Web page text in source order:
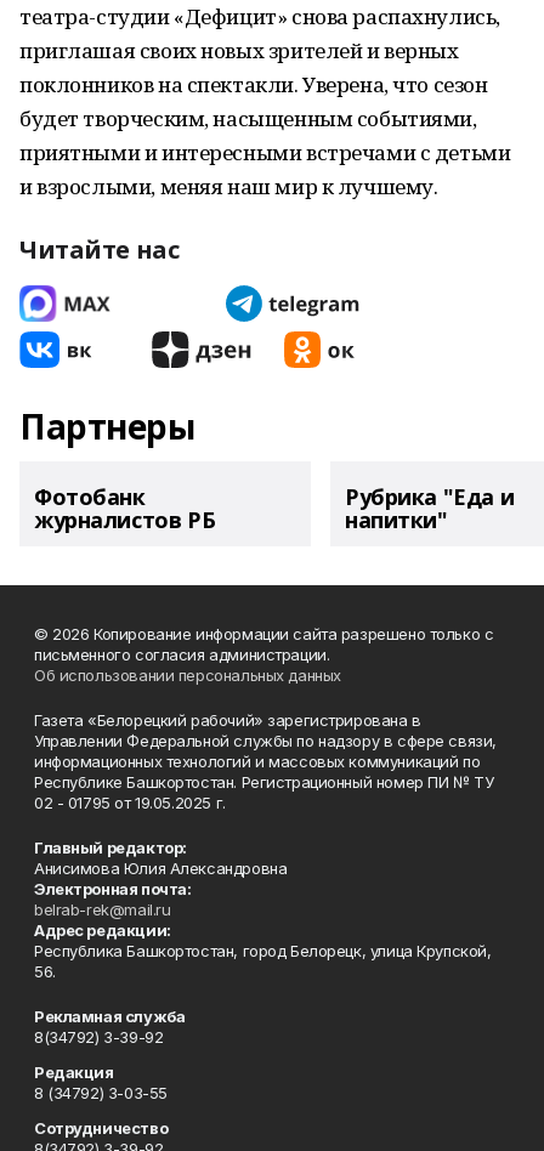
театра-студии «Дефицит» снова распахнулись,
приглашая своих новых зрителей и верных
поклонников на спектакли. Уверена, что сезон
будет творческим, насыщенным событиями,
приятными и интересными встречами с детьми
и взрослыми, меняя наш мир к лучшему.
Читайте нас
Партнеры
Фотобанк
журналистов РБ
Рубрика "Еда и
напитки"
© 2026 Копирование информации сайта разрешено только с
письменного согласия администрации.
Об использовании персональных данных
Газета «Белорецкий рабочий» зарегистрирована в
Управлении Федеральной службы по надзору в сфере связи,
информационных технологий и массовых коммуникаций по
Республике Башкортостан. Регистрационный номер ПИ № ТУ
02 - 01795 от 19.05.2025 г.
Главный редактор:
Анисимова Юлия Александровна
Электронная почта:
belrab-rek@mail.ru
Адрес редакции:
Республика Башкортостан, город Белорецк, улица Крупской,
56.
Рекламная служба
8(34792) 3-39-92
Редакция
8 (34792) 3-03-55
Сотрудничество